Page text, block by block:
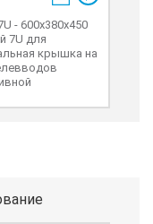
- 600x380x450
7U для
крышка на